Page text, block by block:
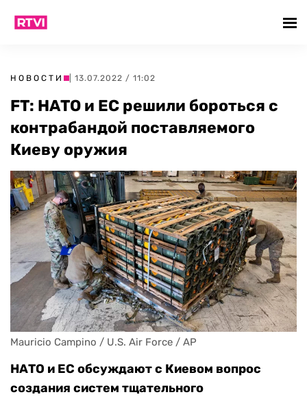
НОВОСТИ | 13.07.2022 / 11:02
FT: НАТО и ЕС решили бороться с
контрабандой поставляемого
Киеву оружия
Mauricio Campino / U.S. Air Force / AP
НАТО и ЕС обсуждают с Киевом вопрос
создания систем тщательного